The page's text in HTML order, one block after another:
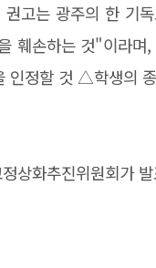
고는 광주의 한 기
훼손하는 것"이라
인정할 것 △학생의
상화추진위원회가